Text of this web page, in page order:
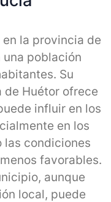
la provincia de
una población
Su
de Huétor ofrece
influir en los
en los
las condiciones
favorables.
aunque
local, puede